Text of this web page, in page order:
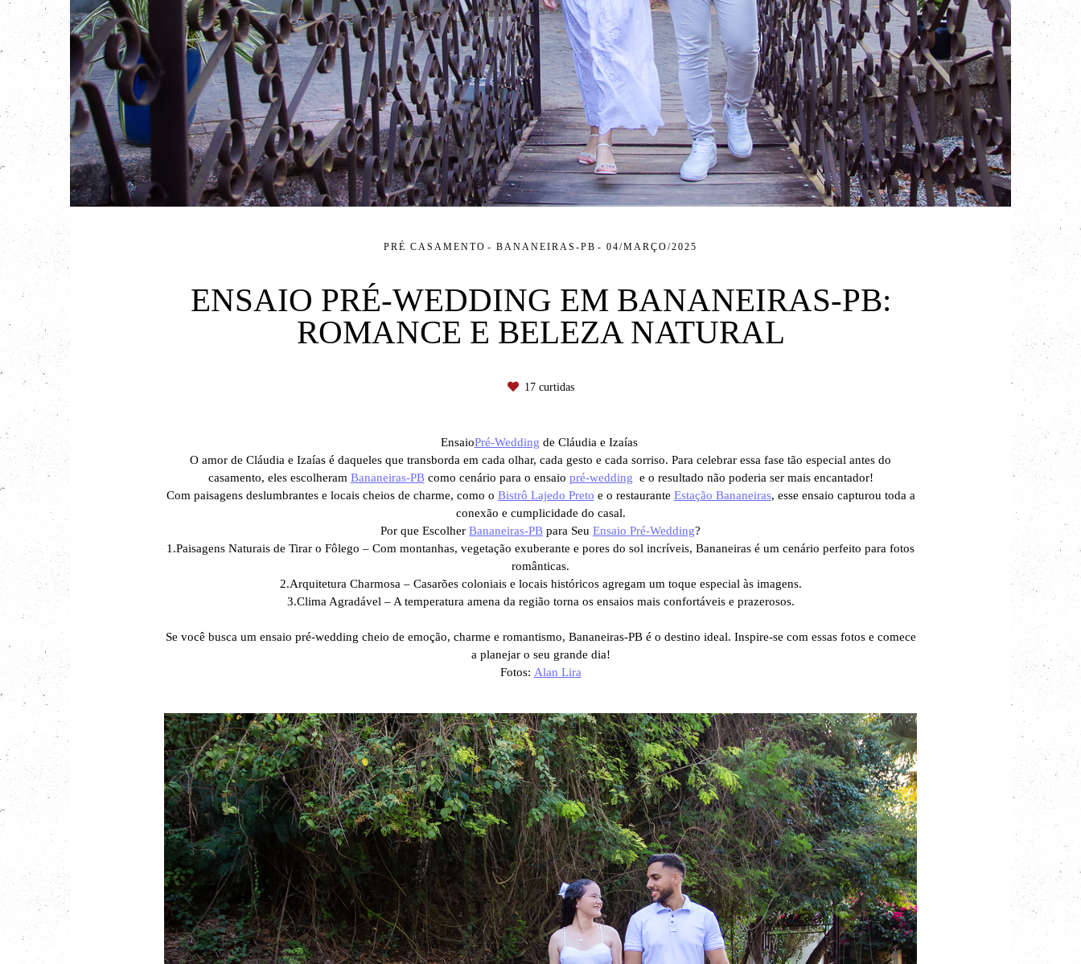
PRÉ CASAMENTO BANANEIRAS-PB 04/MARÇO/2025
ENSAIO PRÉ-WEDDING EM BANANEIRAS-PB:
ROMANCE E BELEZA NATURAL
17curtidas
EnsaioPré-Wedding de Cláudia e Izaías
O amor de Cláudia e Izaías é daqueles que transborda em cada olhar, cada gesto e cada sorriso. Para celebrar essa fase tão especial antes do
casamento, eles escolheram Bananeiras-PBcomo cenário para o ensaio pré-wedding e o resultado não poderia ser mais encantador!
Com paisagens deslumbrantes e locais cheios de charme, como o Bistrô Lajedo Preto e o restaurante Estação Bananeiras, esse ensaio capturou toda a
conexão e cumplicidade do casal.
Por que Escolher Bananeiras-PB para Seu Ensaio Pré-Wedding?
1.Paisagens Naturais de Tirar o Fôlego – Com montanhas, vegetação exuberante e pores do sol incríveis, Bananeiras é um cenário perfeito para fotos
românticas.
2.Arquitetura Charmosa – Casarões coloniais e locais históricos agregam um toque especial às imagens.
3.Clima Agradável – A temperatura amena da região torna os ensaios mais confortáveis e prazerosos.
Se você busca um ensaio pré-wedding cheio de emoção, charme e romantismo, Bananeiras-PB é o destino ideal. Inspire-se com essas fotos e comece
a planejar o seu grande dia!
Fotos: Alan Lira